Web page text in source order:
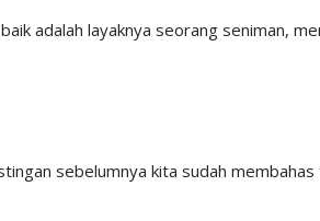
adalah layaknya seorang seniman,
sebelumnya kita sudah